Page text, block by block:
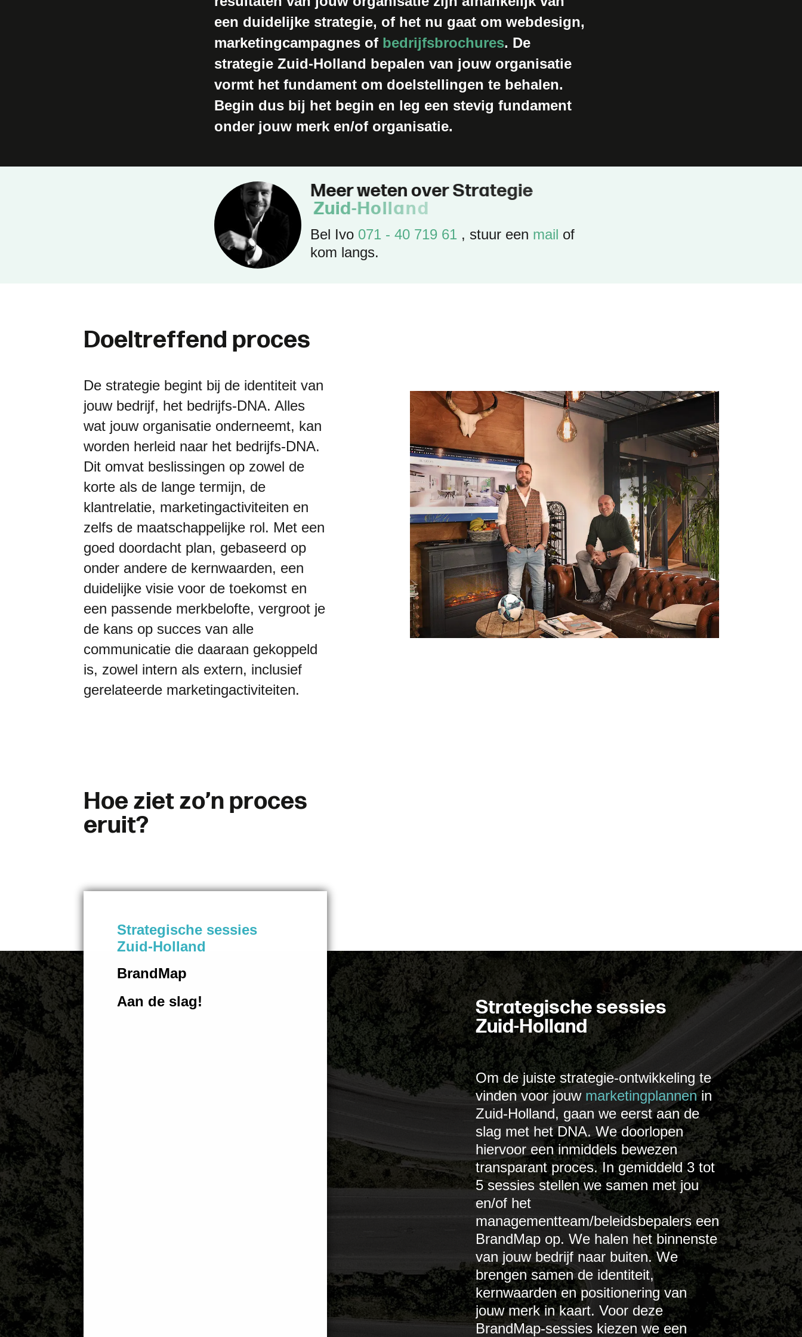
een duidelijke strategie, of het nu gaat om webdesign,
marketingcampagnes of bedrijfsbrochures. De
strategie Zuid-Holland bepalen van jouw organisatie
vormt het fundament om doelstellingen te behalen.
Begin dus bij het begin en leg een stevig fundament
onder jouw merk en/of organisatie.
Meerwetenover Strategie
Zuid-Holland
Bel Ivo 071 - 40 719 61 , stuur een mail of
kom langs.
Doeltreffend proces
De strategie begint bij de identiteit van
jouw bedrijf, het bedrijfs-DNA. Alles
wat jouw organisatie onderneemt, kan
worden herleid naar het bedrijfs-DNA.
Dit omvat beslissingen op zowel de
korte als de lange termijn, de
klantrelatie, marketingactiviteiten en
zelfs de maatschappelijke rol. Met een
goed doordacht plan, gebaseerd op
onder andere de kernwaarden, een
duidelijke visie voor de toekomst en
een passende merkbelofte, vergroot je
de kans op succes van alle
communicatie die daaraan gekoppeld
is, zowel intern als extern, inclusief
gerelateerde marketingactiviteiten.
Hoezietzo’n proces
eruit?
Strategische sessies
Zuid-Holland
BrandMap
Aan de slag! Strategische sessies
Zuid-Holland
Om de juiste strategie-ontwikkeling te
vinden voor jouw marketingplannenin
Zuid-Holland, gaan we eerst aan de
slag met het DNA. We doorlopen
hiervoor een inmiddels bewezen
transparant proces. In gemiddeld 3 tot
5 sessies stellen we samen met jou
en/of het
managementteam/beleidsbepalers een
BrandMap op. We halen het binnenste
van jouw bedrijf naar buiten. We
brengen samen de identiteit,
kernwaarden en positionering van
jouw merk in kaart. Voor deze
BrandMap-sessies kiezen we een